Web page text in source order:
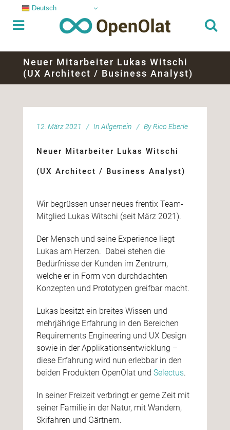
Neuer Mitarbeiter Lukas Witschi
(UX Architect / Business Analyst)
12. März 2021 In Allgemein By Rico Eberle
Neuer Mitarbeiter Lukas Witschi
(UX Architect / Business Analyst)
Wir begrüssen unser neues frentix Team-
Mitglied Lukas Witschi (seit März 2021).
Der Mensch und seine Experience liegt
Lukas am Herzen. Dabei stehen die
Bedürfnisse der Kunden im Zentrum,
welche er in Form von durchdachten
Konzepten und Prototypen greifbar macht.
Lukas besitzt ein breites Wissen und
mehrjährige Erfahrung in den Bereichen
Requirements Engineering und UX Design
sowie in der Applikationsentwicklung –
diese Erfahrung wird nun erlebbar in den
beiden Produkten OpenOlat und Selectus.
In seiner Freizeit verbringt er gerne Zeit mit
seiner Familie in der Natur, mit Wandern,
Skifahren und Gärtnern.
Deutsch